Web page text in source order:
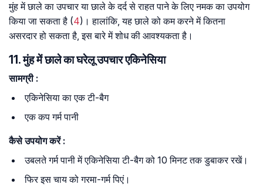
मुंह में छाले का उपचार या छाले के दर्द से राहत पाने के लिए नमक का उपयोग
किया जा सकता है (4)। हालांकि, यह छाले को कम करने में कितना
असरदार हो सकता है, इस बारे में शोध की आवश्यकता है।
11. मुंह में छाले का घरेलू उपचार एकिनेसिया
सामग्री:
एकिनेसिया का एक टी-बैग
एक कप गर्म पानी
कैसे उपयोग करें:
उबलते गर्म पानी में एकिनेसिया टी-बैग को 10 मिनट तक डुबाकर रखें।
फिर इस चाय को गरमा-गर्म पिएं।